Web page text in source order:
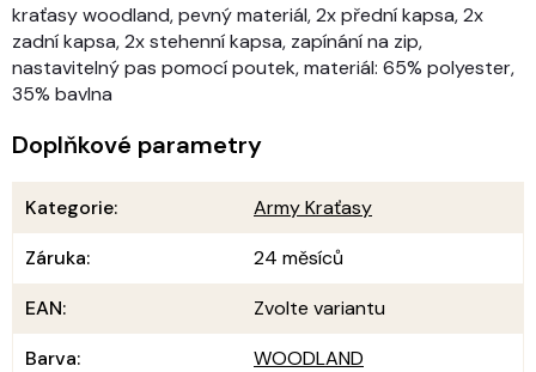
kraťasy woodland, pevný materiál, 2x přední kapsa, 2x
zadní kapsa, 2x stehenní kapsa, zapínání na zip,
nastavitelný pas pomocí poutek, materiál: 65% polyester,
35% bavlna
Doplňkové parametry
Kategorie:
Army Kraťasy
Záruka:
24 měsíců
EAN:
Zvolte variantu
Barva:
WOODLAND